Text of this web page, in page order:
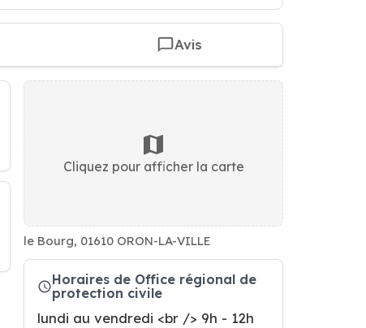
Avis
Cliquez pour afficher la carte
le Bourg, 01610 ORON-LA-VILLE
Horaires de Office régional de
protection civile
lundi au vendredi <br /> 9h - 12h